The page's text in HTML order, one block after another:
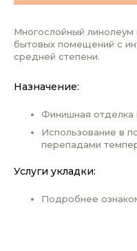
Многослойный линолеум
бытовых помещений с
средней степени.
Назначение:
Финишная
Использование в
перепадами
Услуги укладки:
Подробнее